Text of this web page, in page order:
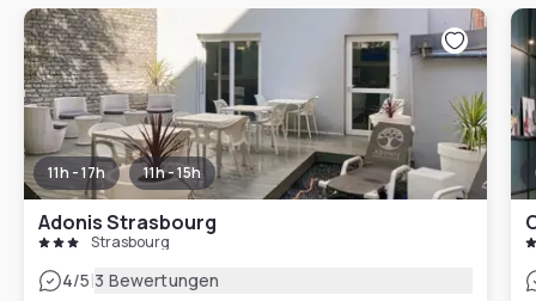
11h - 17h 11h - 15h
Adonis Strasbourg
Strasbourg
4/5|3 Bewertungen